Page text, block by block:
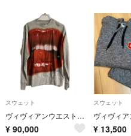
スウェット
ヴィヴィアンウエストウッドマン トップス メンズ トレーナー
¥ 90,000
スウェット
¥ 13,500